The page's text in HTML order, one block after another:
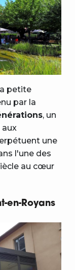
petite
par la
, un
aux
une
l'une des
au cœur
en-Royans